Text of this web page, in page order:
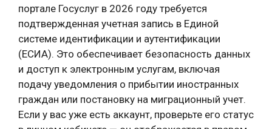
портале Госуслуг в 2026 году требуется
подтвержденная учетная запись в Единой
системе идентификации и аутентификации
(ЕСИА). Это обеспечивает безопасность данных
и доступ к электронным услугам, включая
подачу уведомления о прибытии иностранных
граждан или постановку на миграционный учет.
Если у вас уже есть аккаунт, проверьте его статус